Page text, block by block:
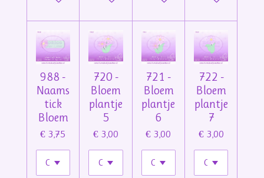
988 -
Naams
tick
Bloem
€ 3,75
720 -
Bloem
plantje
5
€ 3,00
721 -
Bloem
plantje
6
€ 3,00
722 -
Bloem
plantje
7
€ 3,00